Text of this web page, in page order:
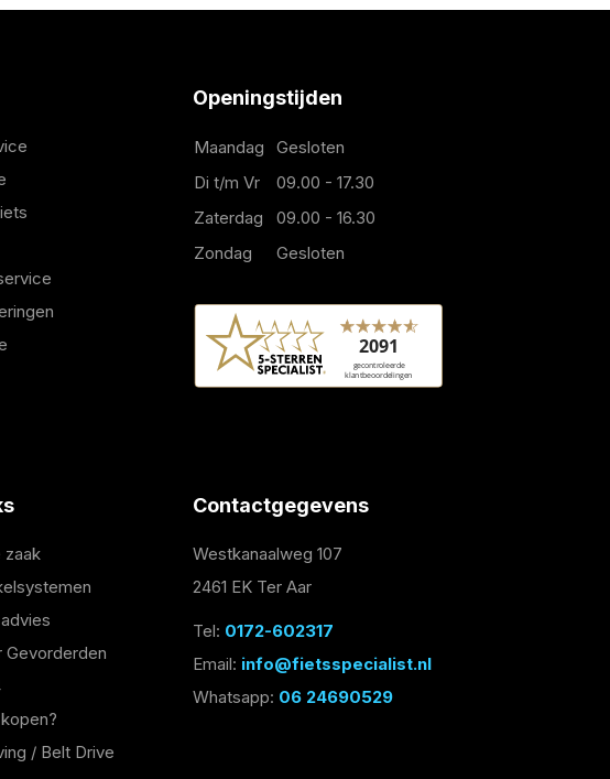
Openingstijden
Maandag
Gesloten
Di t/m Vr
09.00 - 17.30
Zaterdag
09.00 - 16.30
Zondag
Gesloten
zaak
Gevorderden
/ Belt Drive
Contactgegevens
Westkanaalweg 107
2461 EK Ter Aar
Tel: 0172-602317
Email: info@fietsspecialist.nl
Whatsapp: 06 24690529